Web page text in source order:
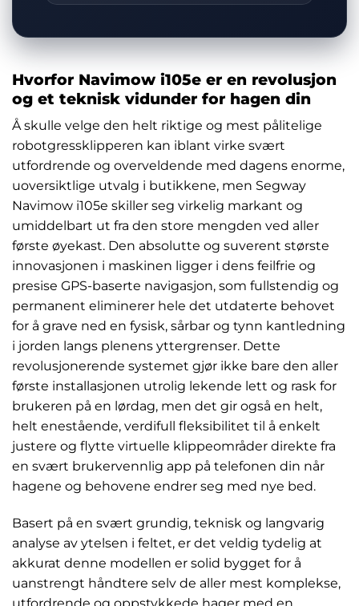
Hvorfor Navimow i105e er en revolusjon
og et teknisk vidunder for hagen din
Å skulle velge den helt riktige og mest pålitelige
robotgressklipperen kan iblant virke svært
utfordrende og overveldende med dagens enorme,
uoversiktlige utvalg i butikkene, men Segway
Navimow i105e skiller seg virkelig markant og
umiddelbart ut fra den store mengden ved aller
første øyekast. Den absolutte og suverent største
innovasjonen i maskinen ligger i dens feilfrie og
presise GPS-baserte navigasjon, som fullstendig og
permanent eliminerer hele det utdaterte behovet
for å grave ned en fysisk, sårbar og tynn kantledning
i jorden langs plenens yttergrenser. Dette
revolusjonerende systemet gjør ikke bare den aller
første installasjonen utrolig lekende lett og rask for
brukeren på en lørdag, men det gir også en helt,
helt enestående, verdifull fleksibilitet til å enkelt
justere og flytte virtuelle klippeområder direkte fra
en svært brukervennlig app på telefonen din når
hagene og behovene endrer seg med nye bed.
Basert på en svært grundig, teknisk og langvarig
analyse av ytelsen i feltet, er det veldig tydelig at
akkurat denne modellen er solid bygget for å
uanstrengt håndtere selv de aller mest komplekse,